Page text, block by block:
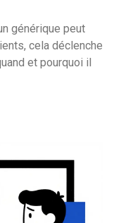
générique peut
cela déclenche
et pourquoi il